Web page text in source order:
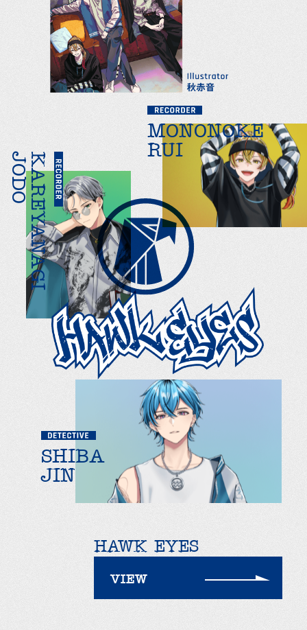
SHIBA
JIN
KAREYANAGI
JODO
MONONOKE
RUI
HAWK EYES
VIEW